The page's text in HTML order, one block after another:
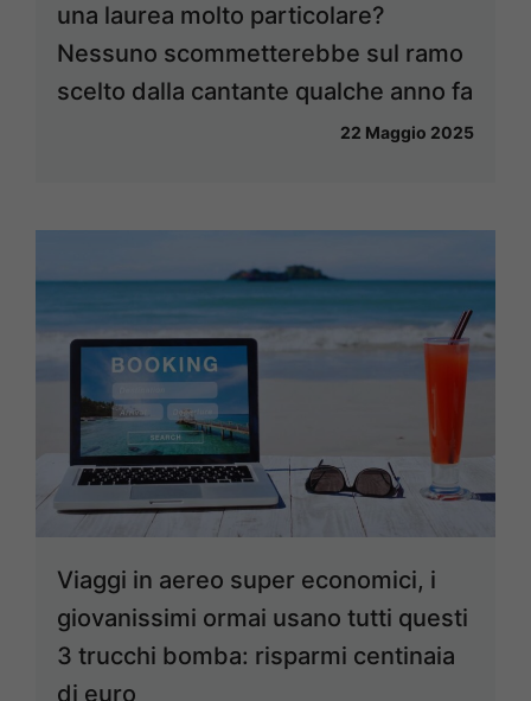
una laurea molto particolare?
Nessuno scommetterebbe sul ramo
scelto dalla cantante qualche anno fa
22 Maggio 2025
Viaggi in aereo super economici, i
giovanissimi ormai usano tutti questi
3 trucchi bomba: risparmi centinaia
di euro